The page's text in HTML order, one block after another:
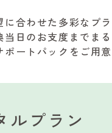
に合わせた多彩なプラ
当日のお支度までま
ートパックをご用意
ルプラン